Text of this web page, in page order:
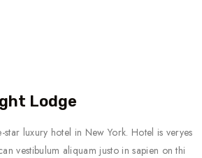
Lodge
luxury hotel in New York. Hotel is veryes
vestibulum aliquam justo in sapien on thi